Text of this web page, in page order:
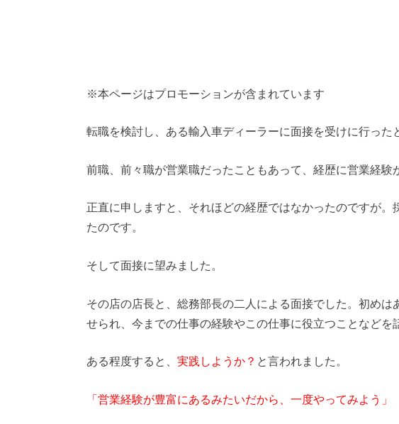
※本ページはプロモーションが含まれています
転職を検討し、ある輸入車ディーラーに面接を受けに行った
前職、前々職が営業職だったこともあって、経歴に営業経験
正直に申しますと、それほどの経歴ではなかったのですが
たのです。
そして面接に望みました。
その店の店長と、総務部長の二人による面接でした。初めは
せられ、今までの仕事の経験やこの仕事に役立つことなどを
ある程度すると、 実践しようか？ と言われました。
「営業経験が豊富にあるみたいだから、一度やってみよう」